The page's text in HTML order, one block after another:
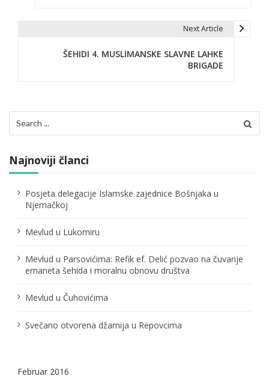
c
i
a
č
a
n
k
a
Next Article
ŠEHIDI 4. MUSLIMANSKE SLAVNE LAHKE
BRIGADE
for:
Najnoviji članci
Posjeta delegacije Islamske zajednice Bošnjaka u
Njemačkoj
Mevlud u Lukomiru
Mevlud u Parsovićima: Refik ef. Delić pozvao na čuvanje
emaneta šehida i moralnu obnovu društva
Mevlud u Čuhovićima
Svečano otvorena džamija u Repovcima
Februar 2016